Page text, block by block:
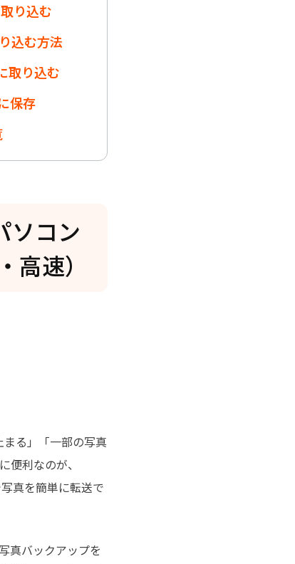
り込む
込む方法
取り込む
保存
ソコン
速）
る」「一部の写真
利なのが、
真を簡単に転送で
真バックアップを